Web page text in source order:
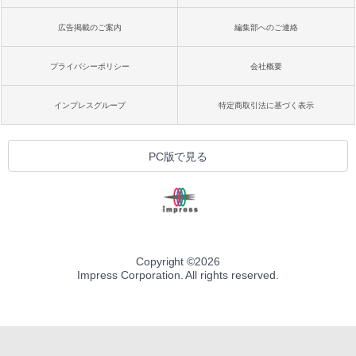
広告掲載のご案内 編集部へのご連絡
プライバシーポリシー 会社概要
インプレスグループ 特定商取引法に基づく表示
PC版で見る
Copyright ©2026
Impress Corporation. All rights reserved.